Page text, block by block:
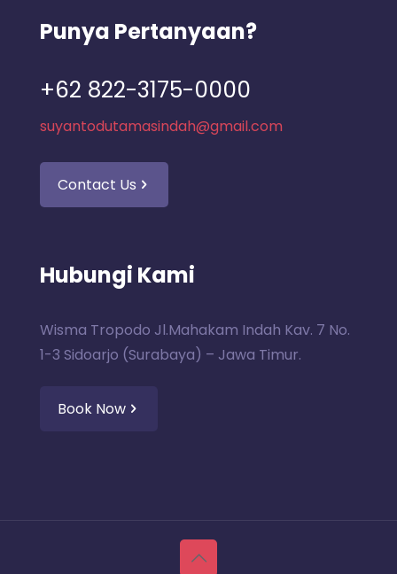
Punya Pertanyaan?
+62 822-3175-0000
suyantodutamasindah@gmail.com
Contact Us
Hubungi Kami
Wisma Tropodo Jl.Mahakam Indah Kav. 7 No.
1-3 Sidoarjo (Surabaya) – Jawa Timur.
Book Now